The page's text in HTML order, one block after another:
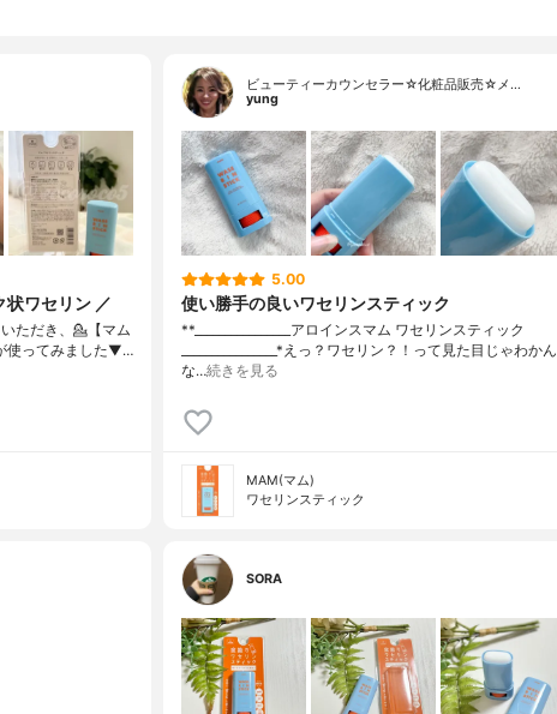
状ワセリン ／
ただき、⁡💁【マム
使ってみました⁡⁡⁡⁡▼⁡…
ビューティーカウンセラー☆化粧品販売☆メ…
yung
5.00
使い勝手の良いワセリンスティック
**⁡________________⁡アロインス⁡マム ワセリンスティック
⁡________________⁡⁡⁡⁡*えっ？ワセリン？！って見た目じゃわかん
な…続きを見る
MAM(マム)
ワセリンスティック
SORA